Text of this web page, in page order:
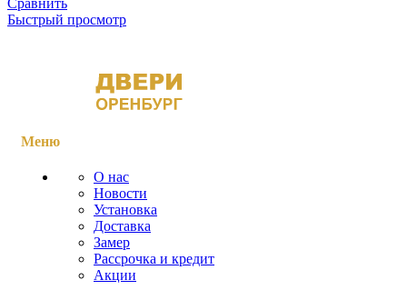
Сравнить
Быстрый просмотр
Меню
О нас
Новости
Установка
Доставка
Замер
Рассрочка и кредит
Акции